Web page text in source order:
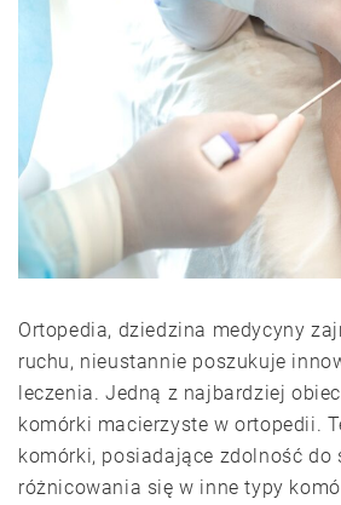
Ortopedia, dziedzina medycyny
ruchu, nieustannie poszukuje
leczenia. Jedną z najbardziej
komórki macierzyste w ortopedii.
komórki, posiadające zdolność do
różnicowania się w inne typy